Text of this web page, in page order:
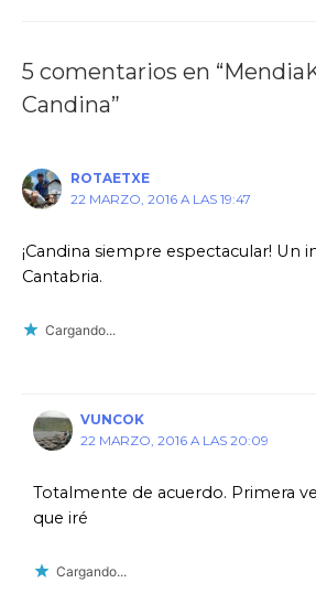
5 comentarios en
Candina”
ROTAETXE
22 MARZO, 2016 A LAS 19:47
¡Candina siempre espectacular! Un
Cantabria.
Cargando...
VUNCOK
22 MARZO, 2016 A LAS 20:09
Totalmente de acuerdo. Primera
que iré
Cargando...